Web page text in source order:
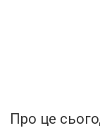
Про це